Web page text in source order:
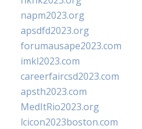
napm2023.org
apsdfd2023.org
forumausape2023.com
imkl2023.com
careerfaircsd2023.com
apsth2023.com
MedItRio2023.org
lcicon2023boston.com